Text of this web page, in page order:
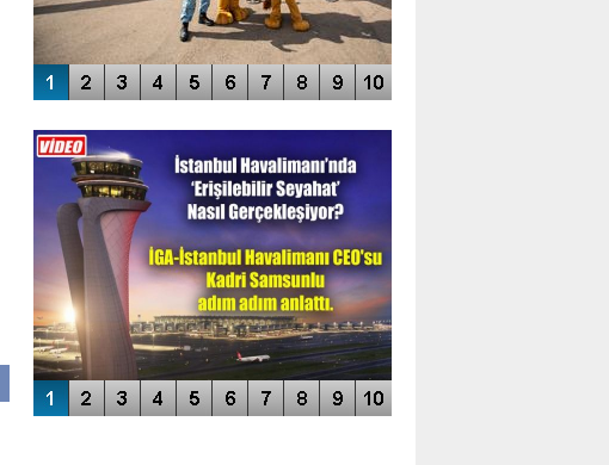
ENGELLERİN AŞILDIĞI HAVALİMANI